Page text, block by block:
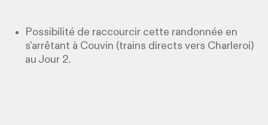
Possibilité de raccourcir cette randonnée en
s'arrêtant à Couvin (trains directs vers Charleroi)
au Jour 2.